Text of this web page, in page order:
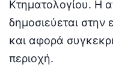
Κτηματολογίου. Η
δημοσιεύεται
και αφορά
περιοχή.